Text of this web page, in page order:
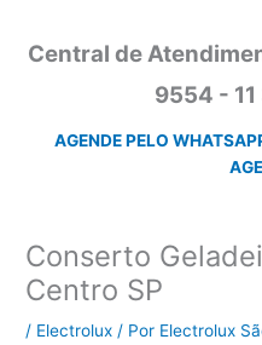
Central de
9554 -
AGENDE PELO
Conserto
Centro SP
/ Electrolux / Por Electrolux